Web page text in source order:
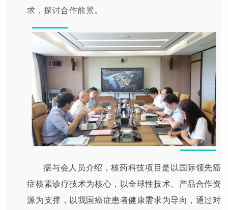
求，探讨合作前景。
据与会人员介绍，核药科技项目是以国际领先癌
症核素诊疗技术为核心，以全球性技术、产品合作资
源为支撑，以我国癌症患者健康需求为导向，通过对